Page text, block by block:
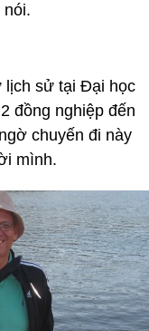
nói.
lịch sử tại Đại học
đồng nghiệp đến
chuyến đi này
mình.